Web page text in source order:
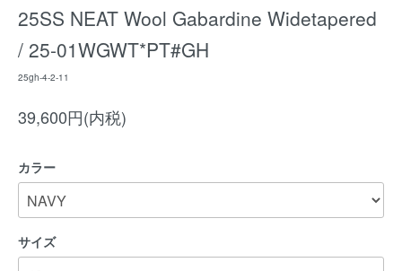
25SS NEAT Wool Gabardine Widetapered
/ 25-01WGWT*PT#GH
25gh-4-2-11
39,600円(内税)
カラー
サイズ